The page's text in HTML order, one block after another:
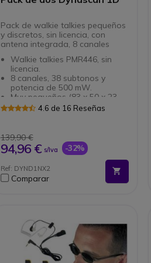
Pack de walkie talkies pequeños
y discretos, sin licencia, con
antena integrada, 8 canales
Walkie talkies PMR446, sin
licencia.
8 canales, 38 subtonos y
potencia de 500 mW.
Muy pequeños (83 x 50 x 23
mm), con antena integrada.
Temporizador de Transmisión
TOT y bloqueo de teclado.
Toma de auricular.
atención público.
Bases de carga individuales
4.6 de 16 Reseñas
139,90 €
94,96 € s/Iva -32%
Ref: DYND1NX2
Comparar